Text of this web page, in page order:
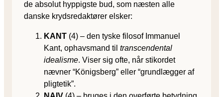
de absolut hyppigste bud, som næsten alle
danske krydsredaktører elsker:
KANT (4) – den tyske filosof Immanuel
Kant, ophavsmand til transcendental
idealisme. Viser sig ofte, når stikordet
nævner “Königsberg” eller “grundlægger af
pligtetik”.